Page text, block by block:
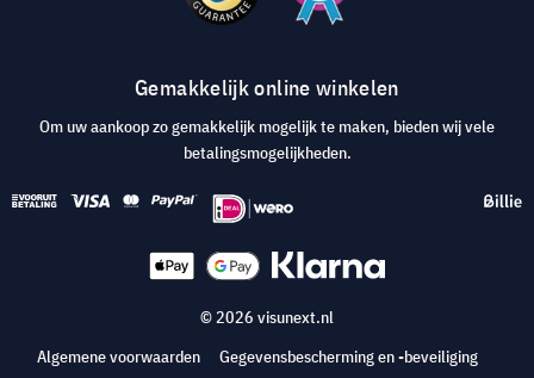
Gemakkelijk online winkelen
Om uw aankoop zo gemakkelijk mogelijk te maken, bieden wij vele
betalingsmogelijkheden.
© 2026 visunext.nl
Algemene voorwaarden
Gegevensbescherming en -beveiliging